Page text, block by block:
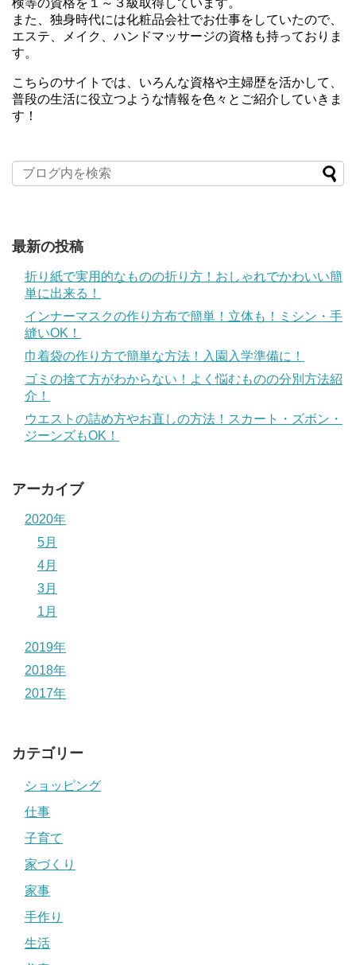
また、独身時代には化粧品会社でお仕事をしていたので、
エステ、メイク、ハンドマッサージの資格も持っておりま
す。
こちらのサイトでは、いろんな資格や主婦歴を活かして、
普段の生活に役立つような情報を色々とご紹介していきま
す！
最新の投稿
折り紙で実用的なものの折り方！おしゃれでかわいい簡
単に出来る！
インナーマスクの作り方布で簡単！立体も！ミシン・手
縫いOK！
巾着袋の作り方で簡単な方法！入園入学準備に！
ゴミの捨て方がわからない！よく悩むものの分別方法紹
介！
ウエストの詰め方やお直しの方法！スカート・ズボン・
ジーンズもOK！
アーカイブ
2020年
5月
4月
3月
1月
2019年
2018年
2017年
カテゴリー
ショッピング
仕事
子育て
家づくり
家事
手作り
生活